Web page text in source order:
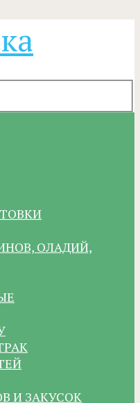
ОЛАДИЙ,
И ЗАКУСОК